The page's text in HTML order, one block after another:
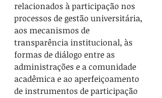
relacionados à participação nos
processos de gestão universitária,
aos mecanismos de
transparência institucional, às
formas de diálogo entre as
administrações e a comunidade
acadêmica e ao aperfeiçoamento
de instrumentos de participação